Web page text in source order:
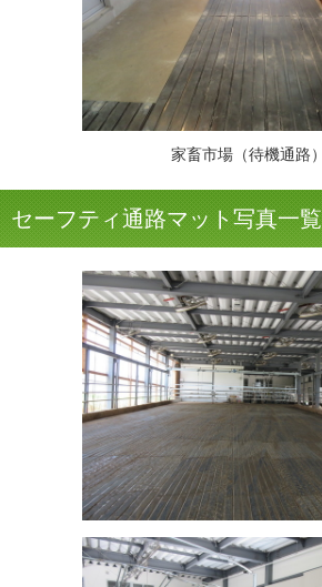
家畜市場（待機通路）
セーフティ通路マット写真一覧